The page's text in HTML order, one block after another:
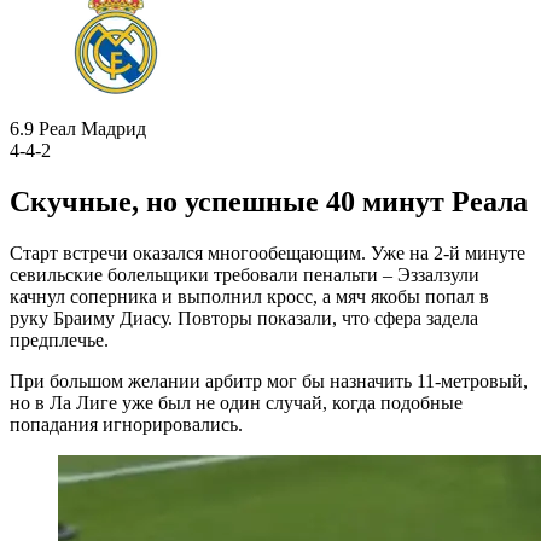
6.9 Реал Мадрид
4-4-2
Скучные, но успешные 40 минут Реала
Старт встречи оказался многообещающим. Уже на 2-й минуте
севильские болельщики требовали пенальти – Эззалзули
качнул соперника и выполнил кросс, а мяч якобы попал в
руку Браиму Диасу. Повторы показали, что сфера задела
предплечье.
При большом желании арбитр мог бы назначить 11-метровый,
но в Ла Лиге уже был не один случай, когда подобные
попадания игнорировались.